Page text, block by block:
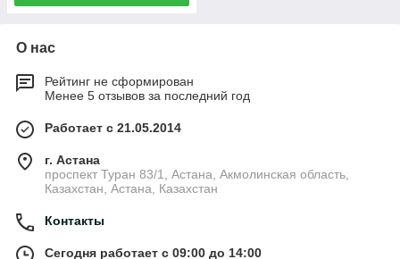
О нас
Рейтинг не сформирован
Менее 5 отзывов за последний год
Работает с 21.05.2014
г. Астана
проспект Туран 83/1, Астана, Акмолинская область,
Казахстан, Астана, Казахстан
Контакты
Сегодня работает с 09:00 до 14:00